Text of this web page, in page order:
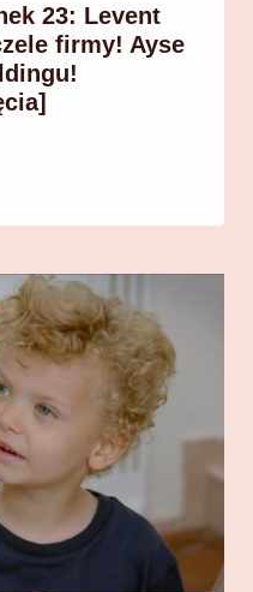
23: Levent
firmy! Ayse